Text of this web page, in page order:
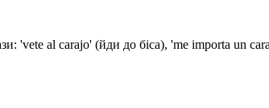
'vete al carajo' (йди до біса), 'me importa un